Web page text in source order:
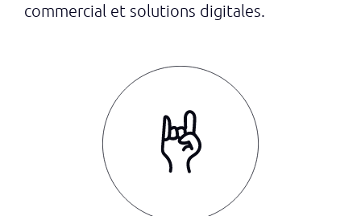
commercial et solutions digitales.